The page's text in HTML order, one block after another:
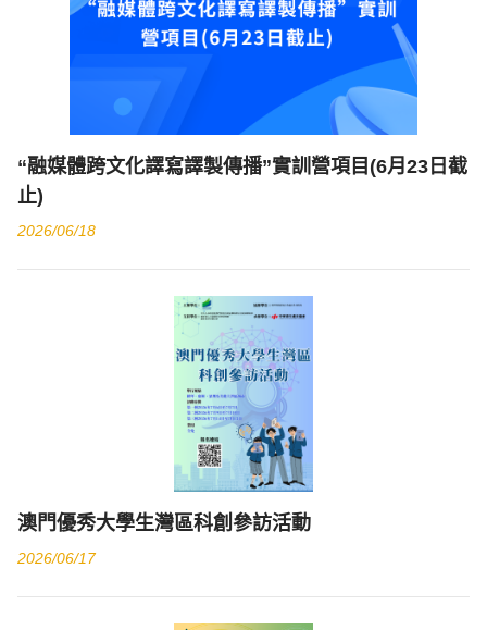
“融媒體跨文化譯寫譯製傳播”實訓營項目(6月23日截
止)
2026/06/18
澳門優秀大學生灣區科創參訪活動
2026/06/17